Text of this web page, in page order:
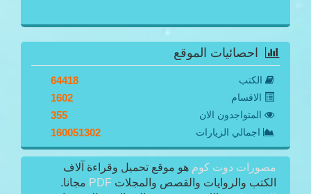
احصائيات الموقع
الكتب 64418
الاقسام 1602
المتواجدون الان 355
اجمالي الزيارات 160051302
مصورات دوت كوم هو موقع تحميل وقراءة آلاف
الكتب والروايات والقصص والمجلات PDF مجانا.